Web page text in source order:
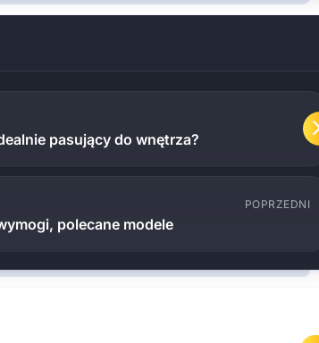
pasujący do wnętrza?
POPRZEDNI
polecane modele